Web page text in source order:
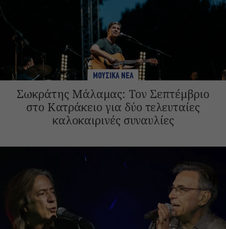
ΜΟΥΣΙΚΑ ΝΕΑ
Σωκράτης Μάλαμας: Τον Σεπτέμβριο
στο Κατράκειο για δύο τελευταίες
καλοκαιρινές συναυλίες